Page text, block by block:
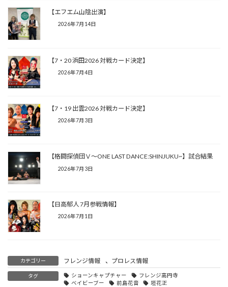
【エフエム山陰出演】
2026年7月14日
【7・20 浜田2026 対戦カード決定】
2026年7月4日
【7・19 出雲2026 対戦カード決定】
2026年7月3日
【格闘探偵団Ⅴ～ONE LAST DANCE:SHINJUKU~】試合結果
2026年7月3日
【日高郁人 7月参戦情報】
2026年7月1日
カテゴリー フレンジ情報 、 プロレス情報
タグ ショーンキャプチャー
フレンジ高円寺
ベイビーブー
前島花音
垣花正